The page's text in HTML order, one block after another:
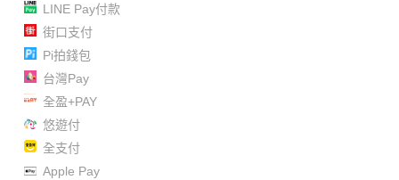
LINE Pay付款
街口支付
Pi拍錢包
台灣Pay
全盈+PAY
悠遊付
全支付
Apple Pay